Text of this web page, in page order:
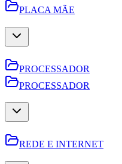
PLACA MÃE
PROCESSADOR
PROCESSADOR
REDE E INTERNET